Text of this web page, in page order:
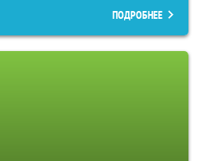
ПОДРОБНЕЕ